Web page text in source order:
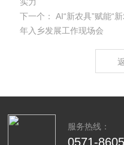
实力
下一个：
AI“新农具”赋能“
年入乡发展工作现场会
服务热线：
0571-